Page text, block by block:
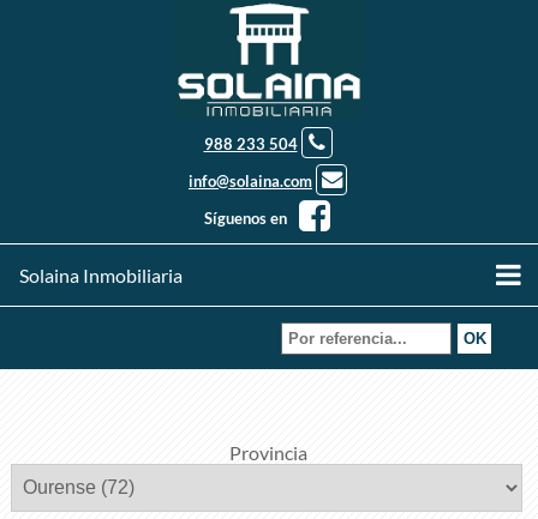
988 233 504
info@solaina.com
Síguenos en
Solaina Inmobiliaria
Provincia